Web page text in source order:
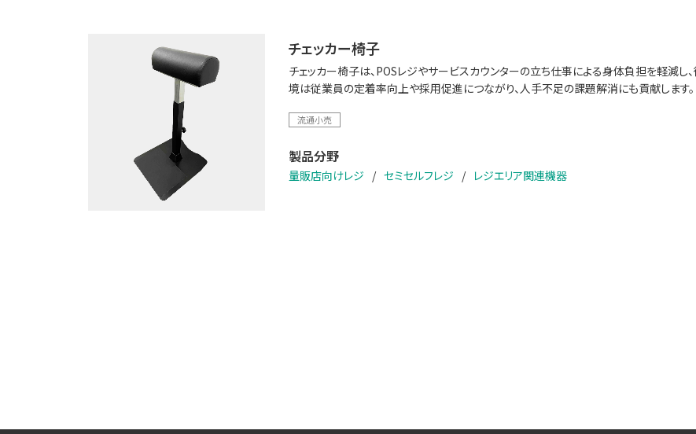
チェッカー椅子
チェッカー椅子は、POSレジやサービスカウンターの立ち仕事による身体負担を軽減
境は従業員の定着率向上や採用促進につながり、人手不足の課題解消にも貢献します。
流通小売
製品分野
量販店向けレジ セミセルフレジ レジエリア関連機器